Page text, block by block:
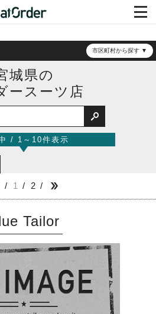

市区町村から探す
城県の
ースーツ店

/ 1～10件表示
1 2 
Tailor